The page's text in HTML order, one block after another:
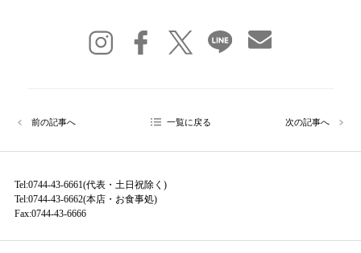
前の記事へ 一覧に戻る 次の記事へ
Tel:0744-43-6661(代表・土日祝除く)
Tel:0744-43-6662(本店・お食事処)
Fax:0744-43-6666